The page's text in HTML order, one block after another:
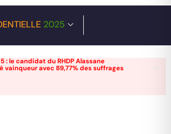
2025
: le candidat du RHDP Alassane
vainqueur avec 89,77% des suffrages